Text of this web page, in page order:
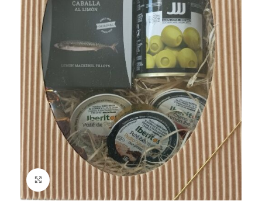
Klikněte pro zvětšení